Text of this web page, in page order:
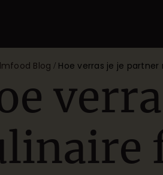
Blog / Hoe verras je je